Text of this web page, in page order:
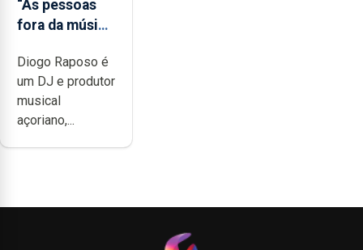
“As pessoas
fora da música
noção do quão
difícil é
produzir uma
música”
Diogo Raposo é
um DJ e produtor
musical
açoriano,...